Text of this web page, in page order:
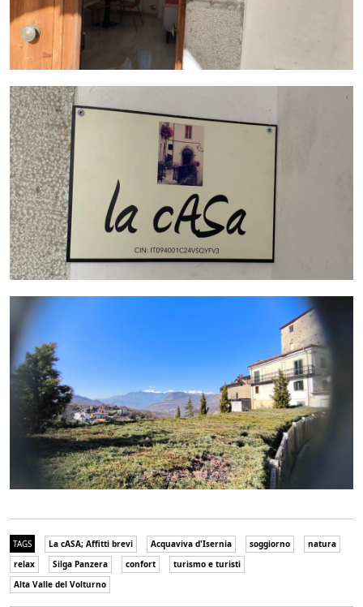
TAGS La cASA; Affitti brevi Acquaviva d'Isernia soggiorno
natura
relax
Silga Panzera confort
turismo e turisti
Alta Valle del Volturno